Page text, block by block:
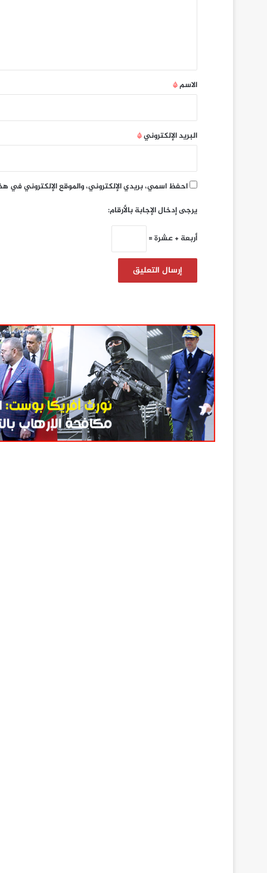
*
الاسم*
البريد الإلكتروني*
احفظ اسمي، بريدي الإلكتروني، والموقع الإلكتروني في
يرجى إدخال الإجابة بالأرقام:
أربعة + عشرة =